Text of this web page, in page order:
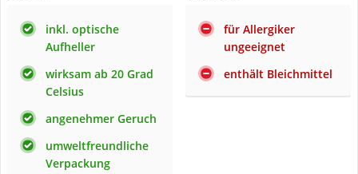
inkl. optische
Aufheller
wirksam ab 20 Grad
Celsius
angenehmer Geruch
umweltfreundliche
Verpackung
für Allergiker
ungeeignet
enthält Bleichmittel